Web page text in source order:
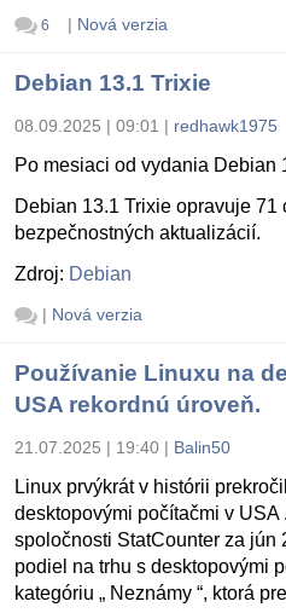
6 | Nová verzia
Debian 13.1 Trixie
08.09.2025 | 09:01 | redhawk1975
Po mesiaci od vydania Debian
Debian 13.1 Trixie opravuje 71
bezpečnostných aktualizácií.
Zdroj: Debian
| Nová verzia
Používanie Linuxu na
USA rekordnú úroveň.
21.07.2025 | 19:40 | Balin50
Linux prvýkrát v histórii
desktopovými počítačmi v
spoločnosti StatCounter za jún
podiel na trhu s desktopovými
kategóriu „ Neznámy “, ktorá